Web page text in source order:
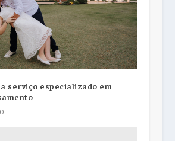
serviço especializado em